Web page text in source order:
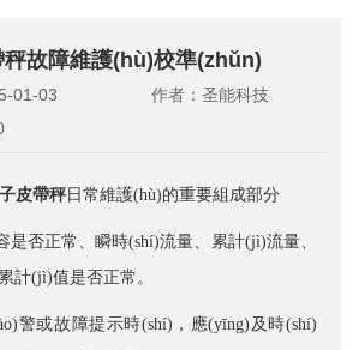
秤故障維護(hù)校準(zhǔn)
01-03
作者：圣能科技
皮帶秤 日常維護(hù)的重要組成部分
否正常、瞬時(shí)流量、累計(jì)流量、
計(jì)值是否正常。
警或故障提示時(shí)，應(yīng)及時(shí)